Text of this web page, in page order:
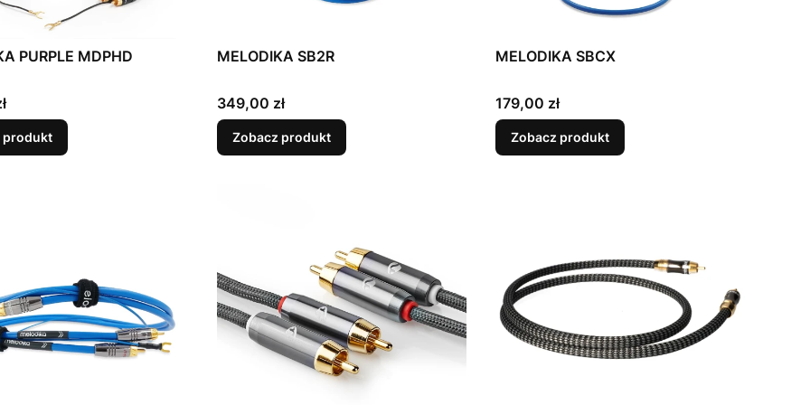
PURPLE MDPHD
produkt
MELODIKA SB2R
Cena
349,00 zł
Zobacz produkt
MELODIKA SBCX
Cena
179,00 zł
Zobacz produkt